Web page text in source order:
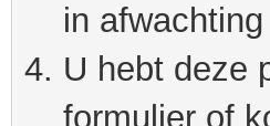
in
U hebt deze
formulier of